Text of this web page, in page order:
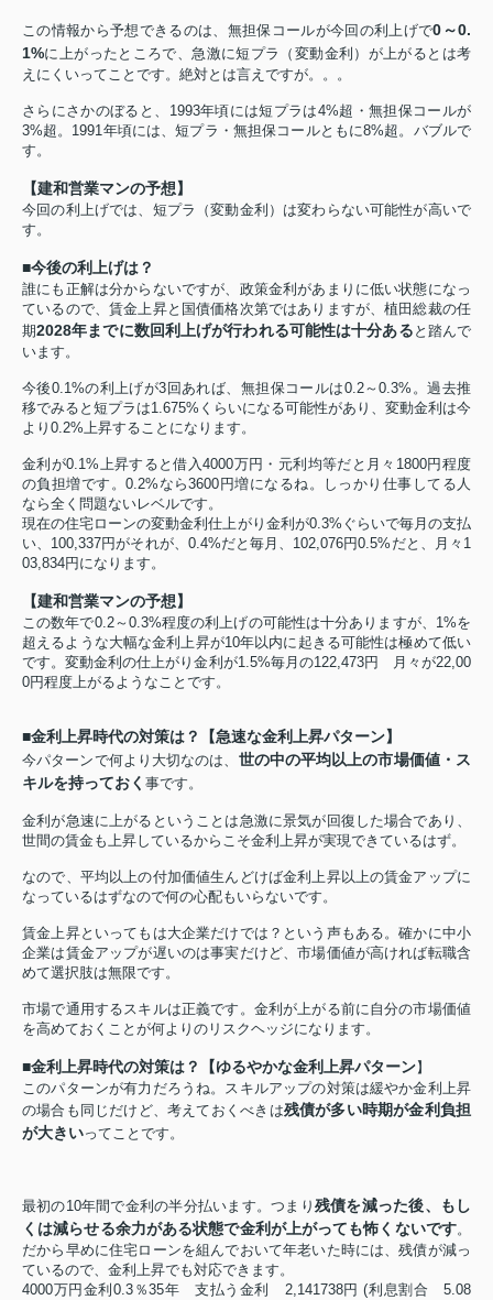
この情報から予想できるのは、無担保コールが今回の利上げで0～0.
1%に上がったところで、急激に短プラ（変動金利）が上がるとは考
えにくいってことです。絶対とは言えですが。。。
さらにさかのぼると、1993年頃には短プラは4%超・無担保コールが
3%超。1991年頃には、短プラ・無担保コールともに8%超。バブルで
す。
【建和営業マンの予想】
今回の利上げでは、短プラ（変動金利）は変わらない可能性が高いで
す。
■今後の利上げは？
誰にも正解は分からないですが、政策金利があまりに低い状態になっ
ているので、賃金上昇と国債価格次第ではありますが、植田総裁の任
期2028年までに数回利上げが行われる可能性は十分ある と踏んで
います。
今後0.1%の利上げが3回あれば、無担保コールは0.2～0.3%。過去推
移でみると短プラは1.675%くらいになる可能性があり、変動金利は今
より0.2%上昇することになります。
金利が0.1%上昇すると借入4000万円・元利均等だと月々1800円程度
の負担増です。0.2%なら3600円増になるね。しっかり仕事してる人
なら全く問題ないレベルです。
現在の住宅ローンの変動金利仕上がり金利が0.3%ぐらいで毎月の支払
い、100,337円がそれが、0.4%だと毎月、102,076円0.5%だと、月々1
03,834円になります。
【建和営業マンの予想】
この数年で0.2～0.3%程度の利上げの可能性は十分ありますが、1%を
超えるような大幅な金利上昇が10年以内に起きる可能性は極めて低い
です。変動金利の仕上がり金利が1.5%毎月の122,473円 月々が22,00
0円程度上がるようなことです。
■金利上昇時代の対策は？【急速な金利上昇パターン】
今パターンで何より大切なのは、 世の中の平均以上の市場価値・ス
キルを持っておく 事です。
金利が急速に上がるということは急激に景気が回復した場合であり、
世間の賃金も上昇しているからこそ金利上昇が実現できているはず。
なので、平均以上の付加価値生んどけば金利上昇以上の賃金アップに
なっているはずなので何の心配もいらないです。
賃金上昇といってもは大企業だけでは？という声もある。確かに中小
企業は賃金アップが遅いのは事実だけど、市場価値が高ければ転職含
めて選択肢は無限です。
市場で通用するスキルは正義です。金利が上がる前に自分の市場価値
を高めておくことが何よりのリスクヘッジになります。
■金利上昇時代の対策は？【ゆるやかな金利上昇パターン】
このパターンが有力だろうね。スキルアップの対策は緩やか金利上昇
の場合も同じだけど、考えておくべきは残債が多い時期が金利負担
が大きいってことです。
最初の10年間で金利の半分払います。つまり 残債を減った後、もし
くは減らせる余力がある状態で金利が上がっても怖くないです。
だから早めに住宅ローンを組んでおいて年老いた時には、残債が減っ
ているので、金利上昇でも対応できます。
4000万円金利0.3％35年 支払う金利 2,141738円 (利息割合 5.08